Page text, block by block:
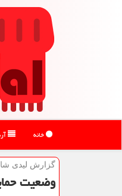
خانه
گزارش لیدی
وضعیت